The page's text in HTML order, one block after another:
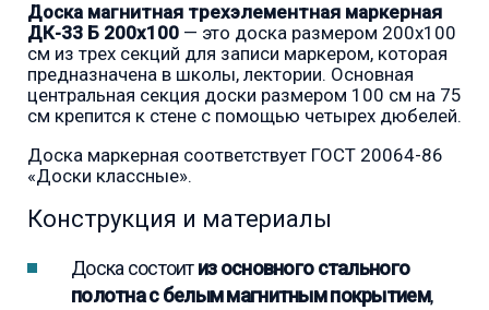
Доска магнитная трехэлементная маркерная
ДК-33 Б 200х100 — это доска размером 200x100
см из трех секций для записи маркером, которая
предназначена в школы, лектории. Основная
центральная секция доски размером 100 см на 75
см крепится к стене с помощью четырех дюбелей.
Доска маркерная соответствует ГОСТ 20064-86
«Доски классные».
Конструкция и материалы
Доска состоитиз основного стального
полотна с белым магнитным покрытием,